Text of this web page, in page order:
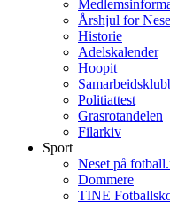
Årshjul for
Historie
Adelskalender
Hoopit
Politiattest
Grasrotandelen
Filarkiv
Sport
Neset på
Dommere
TINE